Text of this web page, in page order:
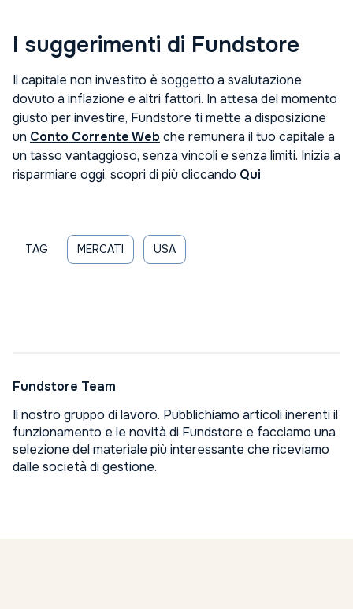
I suggerimenti di Fundstore
Il capitale non investito è soggetto a svalutazione
dovuto a inflazione e altri fattori. In attesa del momento
giusto per investire, Fundstore ti mette a disposizione
un Conto Corrente Web che remunera il tuo capitale a
un tasso vantaggioso, senza vincoli e senza limiti. Inizia a
risparmiare oggi, scopri di più cliccando Qui
TAG MERCATI USA
Fundstore Team
Il nostro gruppo di lavoro. Pubblichiamo articoli inerenti il
funzionamento e le novità di Fundstore e facciamo una
selezione del materiale più interessante che riceviamo
dalle società di gestione.